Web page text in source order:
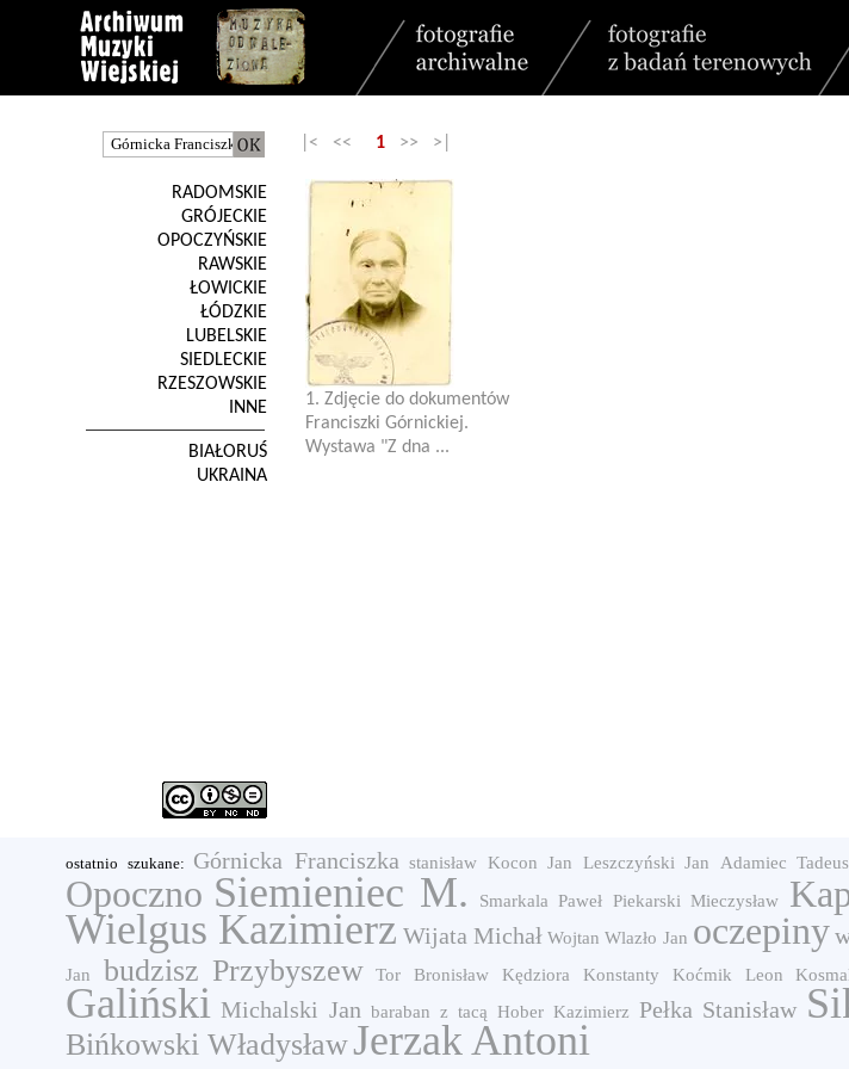
RADOMSKIE
GRÓJECKIE
OPOCZYŃSKIE
RAWSKIE
ŁOWICKIE
ŁÓDZKIE
LUBELSKIE
SIEDLECKIE
RZESZOWSKIE
INNE
BIAŁORUŚ
UKRAINA
|< << 1 >> >|
1. Zdjęcie do dokumentów
Franciszki Górnickiej.
Wystawa "Z dna ...
ostatnio szukane: Górnicka Franciszka stanisław Kocon Jan Leszczyński Jan Adamiec
Opoczno Siemieniec M. Smarkala Paweł Piekarski Mieczysław
Wielgus Kazimierz Wijata Michał Wojtan Wlazło Jan oczepiny
Jan
budzisz Przybyszew Tor Bronisław Kędziora Konstanty Koćmik Leon
Galiński Michalski Jan baraban z tacą Hober Kazimierz Pełka Stanisław
Bińkowski WładysławJerzak Antoni